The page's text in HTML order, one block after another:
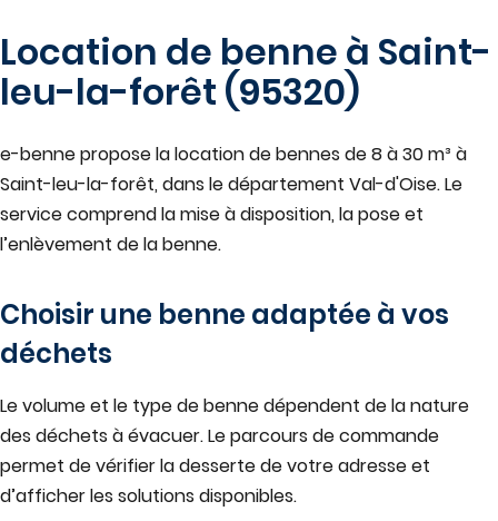
Location de benne à Saint-
leu-la-forêt (95320)
e-benne propose la location de bennes de 8 à 30 m³ à
Saint-leu-la-forêt, dans le département Val-d'Oise. Le
service comprend la mise à disposition, la pose et
l’enlèvement de la benne.
Choisir une benne adaptée à vos
déchets
Le volume et le type de benne dépendent de la nature
des déchets à évacuer. Le parcours de commande
permet de vérifier la desserte de votre adresse et
d’afficher les solutions disponibles.